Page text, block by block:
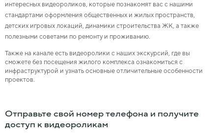
интересных видеороликов, которые познакомят вас с нашими
стандартами оформления общественных и жилых пространств,
детских игровых локаций, динамики строительства ЖК, а также
полезными советами по ремонту и проживанию.
Также на канале есть видеоролики с наших экскурсий, где вы
сможете без посещения жилого комплекса ознакомиться с
инфраструктурой и узнать основные отличительные особенности
проектов.
Отправьте свой номер телефона и получите
доступ к видеороликам